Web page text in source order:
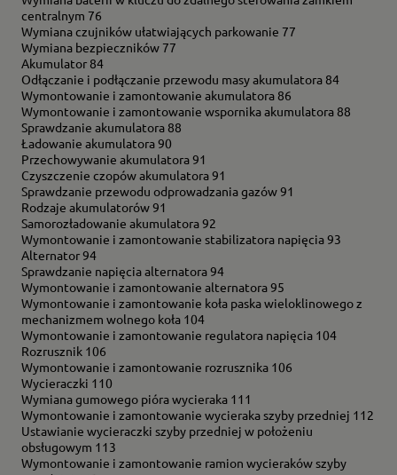
centralnym 76
Wymiana czujników ułatwiających parkowanie 77
Wymiana bezpieczników 77
Akumulator 84
Odłączanie i podłączanie przewodu masy akumulatora 84
Wymontowanie i zamontowanie akumulatora 86
Wymontowanie i zamontowanie wspornika akumulatora 88
Sprawdzanie akumulatora 88
Ładowanie akumulatora 90
Przechowywanie akumulatora 91
Czyszczenie czopów akumulatora 91
Sprawdzanie przewodu odprowadzania gazów 91
Rodzaje akumulatorów 91
Samorozładowanie akumulatora 92
Wymontowanie i zamontowanie stabilizatora napięcia 93
Alternator 94
Sprawdzanie napięcia alternatora 94
Wymontowanie i zamontowanie alternatora 95
Wymontowanie i zamontowanie koła paska wieloklinowego z
mechanizmem wolnego koła 104
Wymontowanie i zamontowanie regulatora napięcia 104
Rozrusznik 106
Wymontowanie i zamontowanie rozrusznika 106
Wycieraczki 110
Wymiana gumowego pióra wycieraka 111
Wymontowanie i zamontowanie wycieraka szyby przedniej 112
Ustawianie wycieraczki szyby przedniej w położeniu
obsługowym 113
Wymontowanie i zamontowanie ramion wycieraków szyby